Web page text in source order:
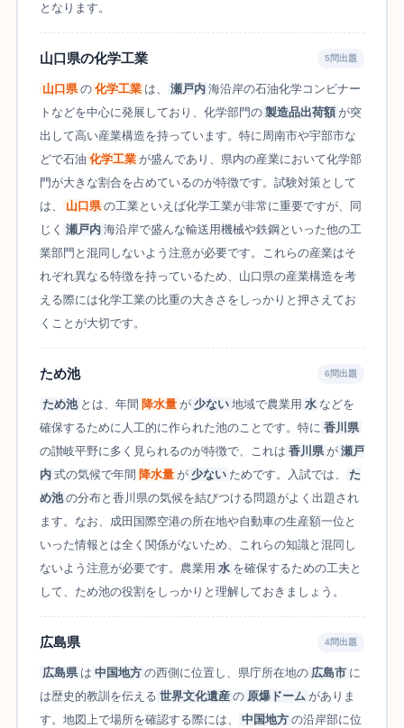
となります。
山口県の化学工業 5問出題
山口県 の 化学工業 は、 瀬戸内 海沿岸の石油化学コンビナー
トなどを中心に発展しており、化学部門の 製造品出荷額 が突
出して高い産業構造を持っています。特に周南市や宇部市な
どで石油 化学工業 が盛んであり、県内の産業において化学部
門が大きな割合を占めているのが特徴です。試験対策として
は、
山口県 の工業といえば化学工業が非常に重要ですが、同
じく 瀬戸内 海沿岸で盛んな輸送用機械や鉄鋼といった他の工
業部門と混同しないよう注意が必要です。これらの産業はそ
れぞれ異なる特徴を持っているため、山口県の産業構造を考
える際には化学工業の比重の大きさをしっかりと押さえてお
くことが大切です。
ため池 6問出題
ため池 とは、年間 降水量 が 少ない 地域で農業用 水 などを
確保するために人工的に作られた池のことです。特に 香川県
の讃岐平野に多く見られるのが特徴で、これは 香川県 が 瀬戸
内 式の気候で年間 降水量 が 少ない ためです。入試では、
た
め池 の分布と香川県の気候を結びつける問題がよく出題され
ます。なお、成田国際空港の所在地や自動車の生産額一位と
いった情報とは全く関係がないため、これらの知識と混同し
ないよう注意が必要です。農業用 水 を確保するための工夫と
して、ため池の役割をしっかりと理解しておきましょう。
広島県 4問出題
広島県 は 中国地方 の西側に位置し、県庁所在地の 広島市 に
は歴史的教訓を伝える 世界文化遺産 の 原爆ドーム がありま
す。地図上で場所を確認する際には、
中国地方 の沿岸部に位